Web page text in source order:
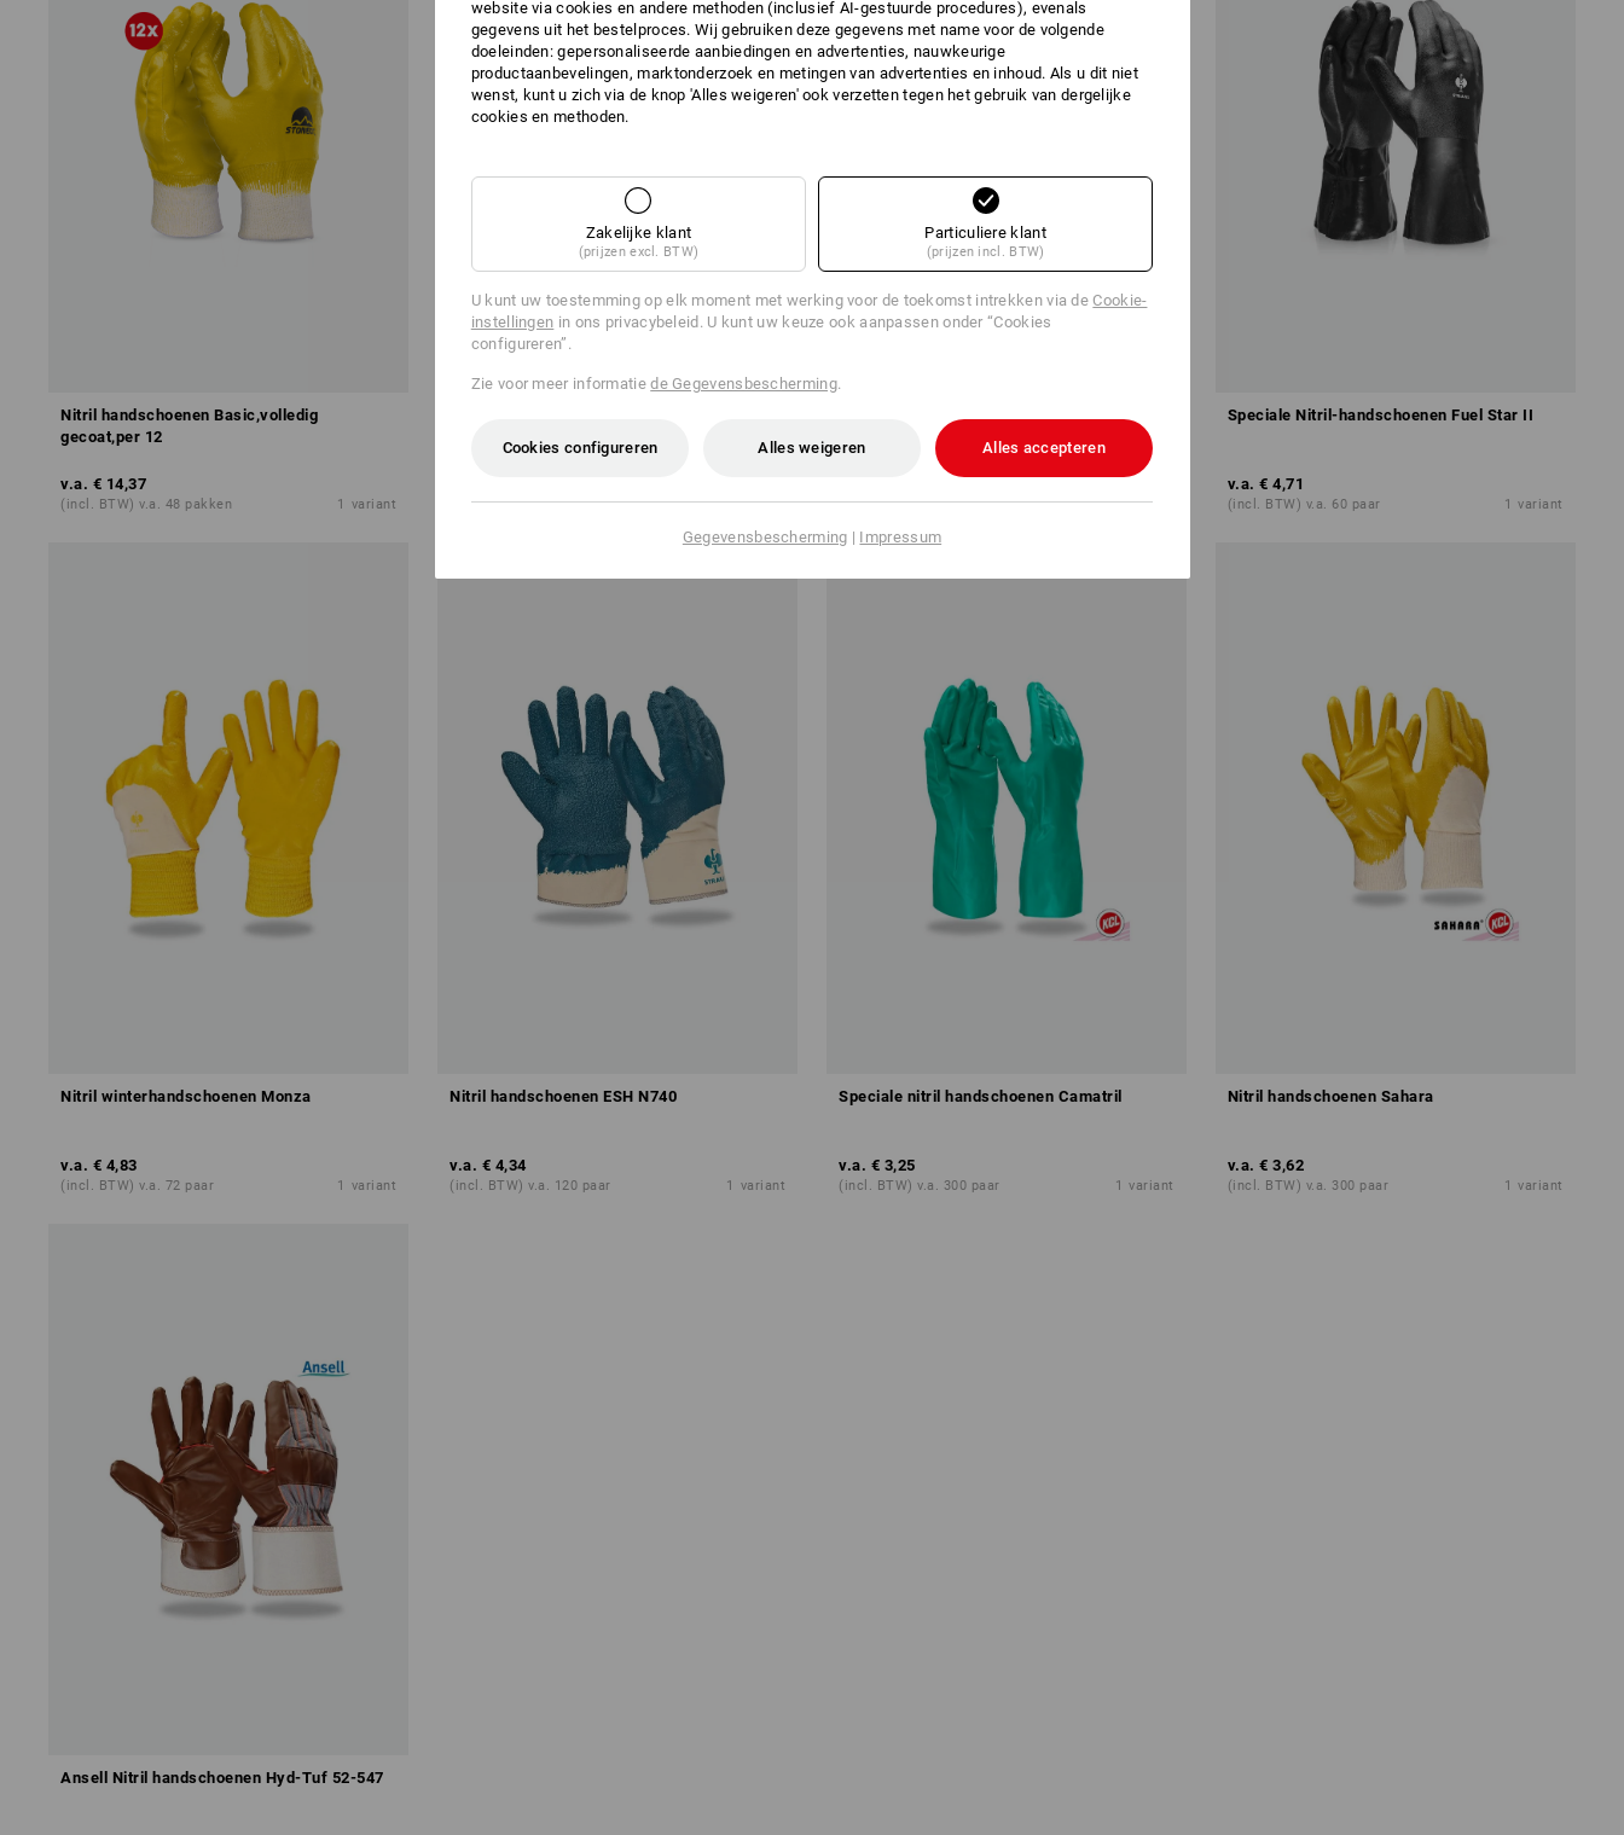
Nitril handschoenen Basic,volledig
gecoat,per 12
v.a. € 14,37
(incl. BTW) v.a. 48 pakken 1 variant (incl. BTW) v.a. 48 pakken 1 variant
Nitril-warmtehandschoenen Crusader-Flex™
(incl. BTW) v.a. 72 paar 1 variant
Speciale Nitril-handschoenen Fuel Star II
v.a. € 4,71
(incl. BTW) v.a. 60 paar 1 variant
Nitril winterhandschoenen Monza
v.a. € 4,83
(incl. BTW) v.a. 72 paar 1 variant
Nitril handschoenen ESH N740
v.a. € 4,34
(incl. BTW) v.a. 120 paar 1 variant
Speciale nitril handschoenen Camatril
v.a. € 3,25
(incl. BTW) v.a. 300 paar 1 variant
Nitril handschoenen Sahara
v.a. € 3,62
(incl. BTW) v.a. 300 paar 1 variant
Ansell Nitril handschoenen Hyd-Tuf 52-547
website via cookies en andere methoden (inclusief AI-gestuurde procedures), evenals
gegevens uit het bestelproces. Wij gebruiken deze gegevens met name voor de volgende
doeleinden: gepersonaliseerde aanbiedingen en advertenties, nauwkeurige
productaanbevelingen, marktonderzoek en metingen van advertenties en inhoud. Als u dit niet
wenst, kunt u zich via de knop 'Alles weigeren' ook verzetten tegen het gebruik van dergelijke
cookies en methoden.
Zakelijke klant
(prijzen excl. BTW)
Particuliere klant
(prijzen incl. BTW)
U kunt uw toestemming op elk moment met werking voor de toekomst intrekken via deCookie-
instellingen in ons privacybeleid. U kunt uw keuze ook aanpassen onder “Cookies
configureren”.
Zie voor meer informatiede Gegevensbescherming.
Cookies configureren Alles weigeren Alles accepteren
Gegevensbescherming | Impressum